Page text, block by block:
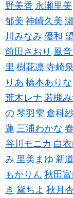
野美香 永瀬里美
郁美 神崎久美
川みなみ 優和
前田さおり 風
里 樹花凛 寺崎泉
りあ 橋本ありな
荒木レナ 若槻
の 琴羽雫 倉科
蓮 三浦わかな
谷川モニカ 白
み 里美まゆ 新
もかりん 秋田
き 黛ちよ 秋月